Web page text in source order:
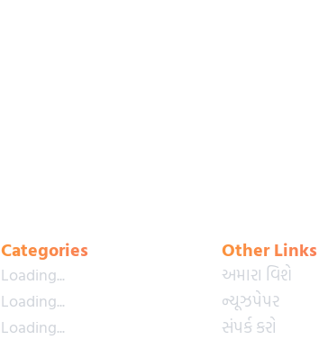
Categories
Loading...
Loading...
Loading...
Other Links
અમારા વિશે
ન્યૂઝપેપર
સંપર્ક કરો